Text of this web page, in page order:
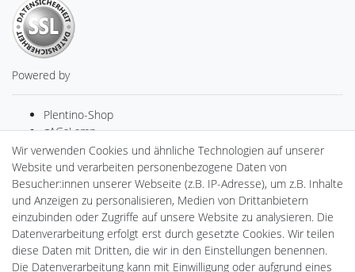
Powered by
Plentino-Shop
gAGaLamp
Drohnenstore24
MeinUSB
Batteriespeicher
PlentiSolar
Gebrauchtlicht
Ledkauf
DEYESOLAR
Lightech Connect
Wir verwenden Cookies und ähnliche Technologien auf unserer
Website und verarbeiten personenbezogene Daten von
Besucher:innen unserer Webseite (z.B. IP-Adresse), um z.B. Inhalte
und Anzeigen zu personalisieren, Medien von Drittanbietern
einzubinden oder Zugriffe auf unsere Website zu analysieren. Die
Datenverarbeitung erfolgt erst durch gesetzte Cookies. Wir teilen
diese Daten mit Dritten, die wir in den Einstellungen benennen.
Die Datenverarbeitung kann mit Einwilligung oder aufgrund eines